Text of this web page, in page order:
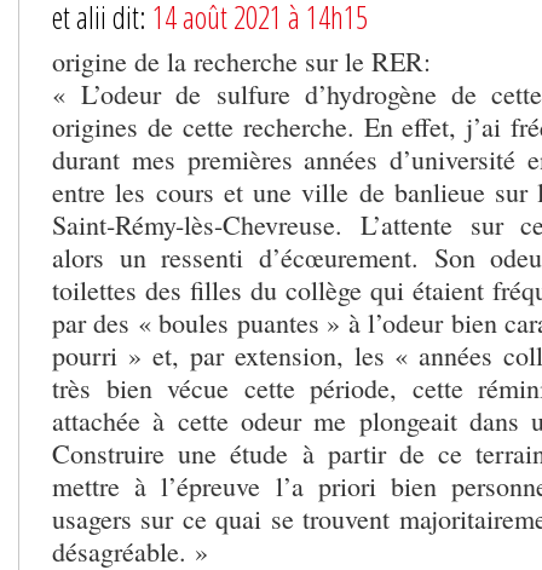
et alii dit: 14 août 2021 à 14h15
origine de la recherche sur le RER:
« L’odeur de sulfure d’hydrogène de
origines de cette recherche. En effet, j’ai
durant mes premières années d’université
entre les cours et une ville de banlieue
Saint-Rémy-lès-Chevreuse. L’attente sur
alors un ressenti d’écœurement. Son
toilettes des filles du collège qui étaient
par des « boules puantes » à l’odeur bien
pourri » et, par extension, les « années
très bien vécue cette période, cette
attachée à cette odeur me plongeait dans
Construire une étude à partir de ce
mettre à l’épreuve l’a priori bien
usagers sur ce quai se trouvent
désagréable. »